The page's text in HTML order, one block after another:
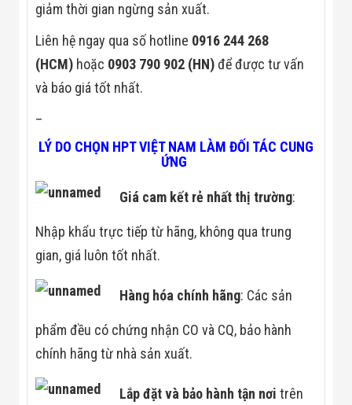
giảm thời gian ngừng sản xuất.
Liên hệ ngay qua số hotline 0916 244 268
(HCM) hoặc 0903 790 902 (HN)để được tư vấn
và báo giá tốt nhất.
–
LÝ DO CHỌN HPT VIỆT NAM LÀM ĐỐI TÁC CUNG
ỨNG
Giá cam kết rẻ nhất thị trường:
Nhập khẩu trực tiếp từ hãng, không qua trung
gian, giá luôn tốt nhất.
Hàng hóa chính hãng: Các sản
phẩm đều có chứng nhận CO và CQ, bảo hành
chính hãng từ nhà sản xuất.
Lắp đặt và bảo hành tận nơi trên